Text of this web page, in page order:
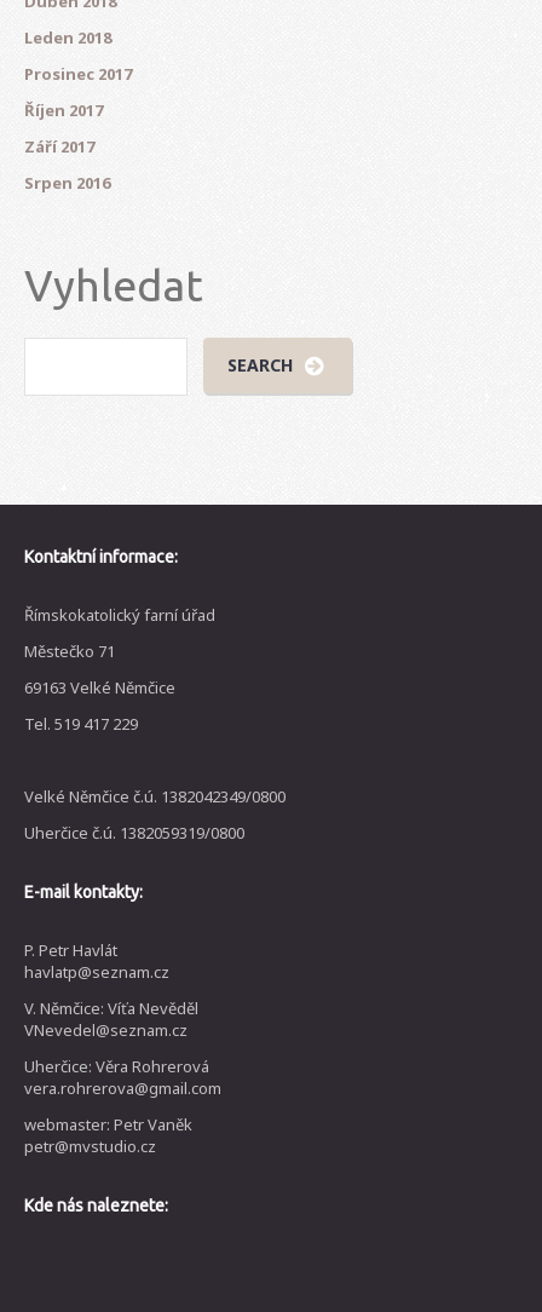
Leden 2018
Prosinec 2017
Říjen 2017
Září 2017
Srpen 2016
Vyhledat
Kontaktní informace:
Římskokatolický farní úřad
Městečko 71
69163 Velké Němčice
Tel. 519 417 229
Velké Němčice č.ú. 1382042349/0800
Uherčice č.ú. 1382059319/0800
E-mail kontakty:
P. Petr Havlát
havlatp@seznam.cz
V. Němčice: Víťa Nevěděl
VNevedel@seznam.cz
Uherčice: Věra Rohrerová
vera.rohrerova@gmail.com
webmaster: Petr Vaněk
petr@mvstudio.cz
Kde nás naleznete: